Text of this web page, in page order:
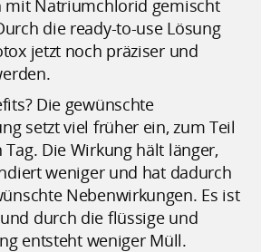
mit Natriumchlorid gemischt
die ready-to-use Lösung
jetzt noch präziser und
Die gewünschte
setzt viel früher ein, zum Teil
Die Wirkung hält länger,
weniger und hat dadurch
Nebenwirkungen. Es ist
durch die flüssige und
entsteht weniger Müll.